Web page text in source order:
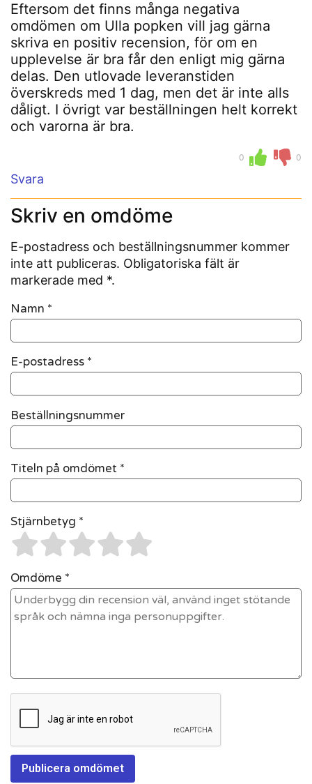
Eftersom det finns många negativa
omdömen om Ulla popken vill jag gärna
skriva en positiv recension, för om en
upplevelse är bra får den enligt mig gärna
delas. Den utlovade leveranstiden
överskreds med 1 dag, men det är inte alls
dåligt. I övrigt var beställningen helt korrekt
och varorna är bra.
0 0
Svara
Skriv en omdöme
E-postadress och beställningsnummer kommer
inte att publiceras. Obligatoriska fält är
markerade med *.
Namn *
E-postadress *
Beställningsnummer
Titeln på omdömet *
Stjärnbetyg *
Omdöme *